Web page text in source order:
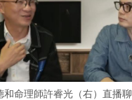
和命理師許睿光（右）直播